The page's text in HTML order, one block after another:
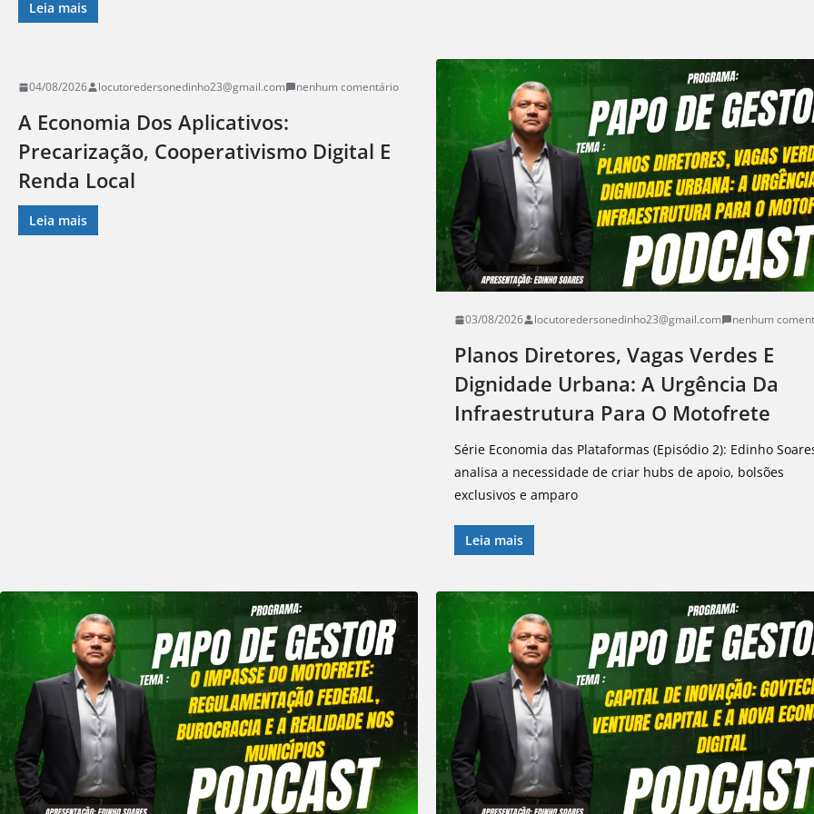
Leia mais
04/08/2026 locutoredersonedinho23@gmail.com nenhum comentário
A Economia Dos Aplicativos:
Precarização, Cooperativismo Digital E
Renda Local
Leia mais
03/08/2026 locutoredersonedinho23@gmail.com nenhum
Planos Diretores, Vagas Verdes E
Dignidade Urbana: A Urgência Da
Infraestrutura Para O Motofrete
Série Economia das Plataformas (Episódio 2): Edinho
analisa a necessidade de criar hubs de apoio, bolsões
exclusivos e amparo
Leia mais